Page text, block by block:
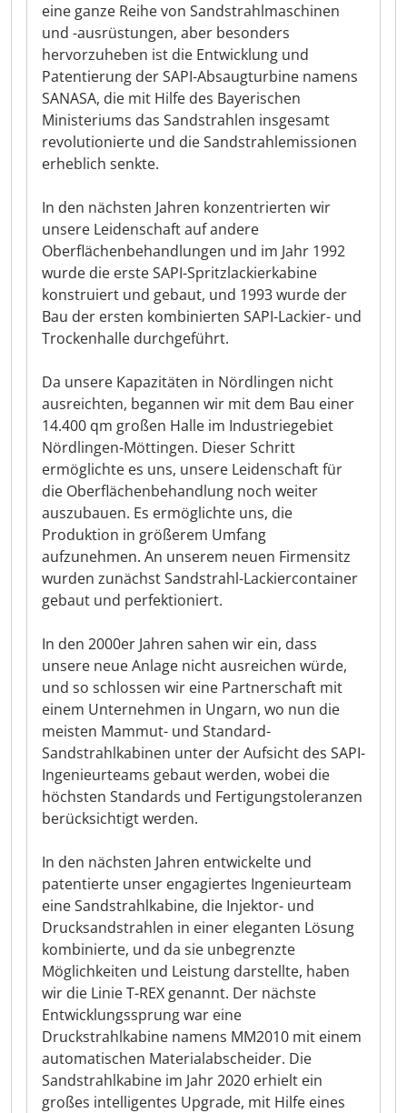
eine ganze Reihe von Sandstrahlmaschinen
und -ausrüstungen, aber besonders
hervorzuheben ist die Entwicklung und
Patentierung der SAPI-Absaugturbine namens
SANASA, die mit Hilfe des Bayerischen
Ministeriums das Sandstrahlen insgesamt
revolutionierte und die Sandstrahlemissionen
erheblich senkte.
In den nächsten Jahren konzentrierten wir
unsere Leidenschaft auf andere
Oberflächenbehandlungen und im Jahr 1992
wurde die erste SAPI-Spritzlackierkabine
konstruiert und gebaut, und 1993 wurde der
Bau der ersten kombinierten SAPI-Lackier- und
Trockenhalle durchgeführt.
Da unsere Kapazitäten in Nördlingen nicht
ausreichten, begannen wir mit dem Bau einer
14.400 qm großen Halle im Industriegebiet
Nördlingen-Möttingen. Dieser Schritt
ermöglichte es uns, unsere Leidenschaft für
die Oberflächenbehandlung noch weiter
auszubauen. Es ermöglichte uns, die
Produktion in größerem Umfang
aufzunehmen. An unserem neuen Firmensitz
wurden zunächst Sandstrahl-Lackiercontainer
gebaut und perfektioniert.
In den 2000er Jahren sahen wir ein, dass
unsere neue Anlage nicht ausreichen würde,
und so schlossen wir eine Partnerschaft mit
einem Unternehmen in Ungarn, wo nun die
meisten Mammut- und Standard-
Sandstrahlkabinen unter der Aufsicht des SAPI-
Ingenieurteams gebaut werden, wobei die
höchsten Standards und Fertigungstoleranzen
berücksichtigt werden.
In den nächsten Jahren entwickelte und
patentierte unser engagiertes Ingenieurteam
eine Sandstrahlkabine, die Injektor- und
Drucksandstrahlen in einer eleganten Lösung
kombinierte, und da sie unbegrenzte
Möglichkeiten und Leistung darstellte, haben
wir die Linie T-REX genannt. Der nächste
Entwicklungssprung war eine
Druckstrahlkabine namens MM2010 mit einem
automatischen Materialabscheider. Die
Sandstrahlkabine im Jahr 2020 erhielt ein
großes intelligentes Upgrade, mit Hilfe eines